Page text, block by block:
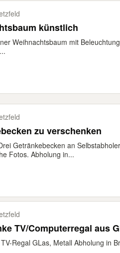
künstlich
Weihnachtsbaum mit
zu verschenken
Getränkebecken an
Fotos. Abholung in...
TV/Computerregal aus
Regal GLas, Metall Abholung in